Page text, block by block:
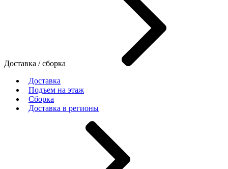
Доставка / сборка
Доставка
Подъем на этаж
Сборка
Доставка в регионы